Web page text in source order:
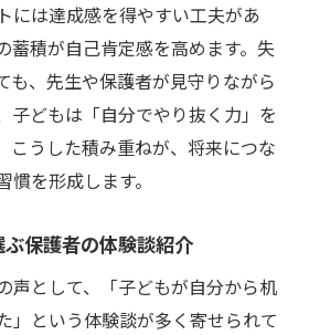
には達成感を得やすい工夫があ
蓄積が自己肯定感を高めます。失
も、先生や保護者が見守りながら
子どもは「自分でやり抜く力」を
こうした積み重ねが、将来につな
を形成します。
保護者の体験談紹介
声として、「子どもが自分から机
」という体験談が多く寄せられて